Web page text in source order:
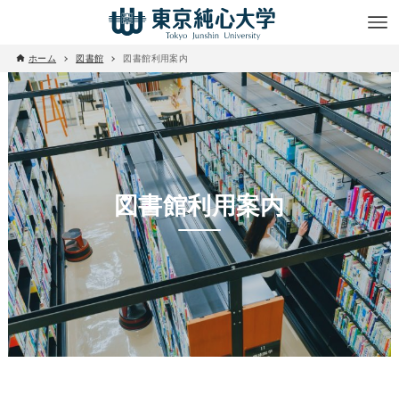
ホーム 図書館 図書館利用案内
図書館利用案内